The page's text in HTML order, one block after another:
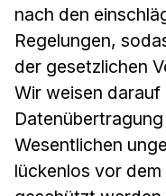
nach den
Regelungen,
der gesetzlichen
Wir weisen darauf
Wesentlichen
lückenlos vor